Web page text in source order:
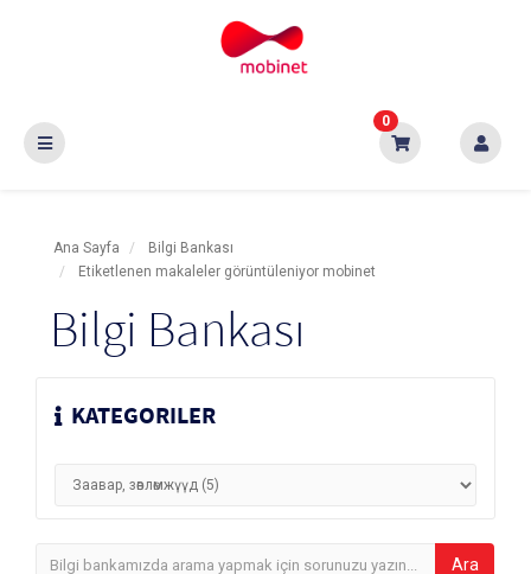
0
Ana Sayfa
Bilgi Bankası
Etiketlenen makaleler görüntüleniyor mobinet
Bilgi Bankası
KATEGORILER